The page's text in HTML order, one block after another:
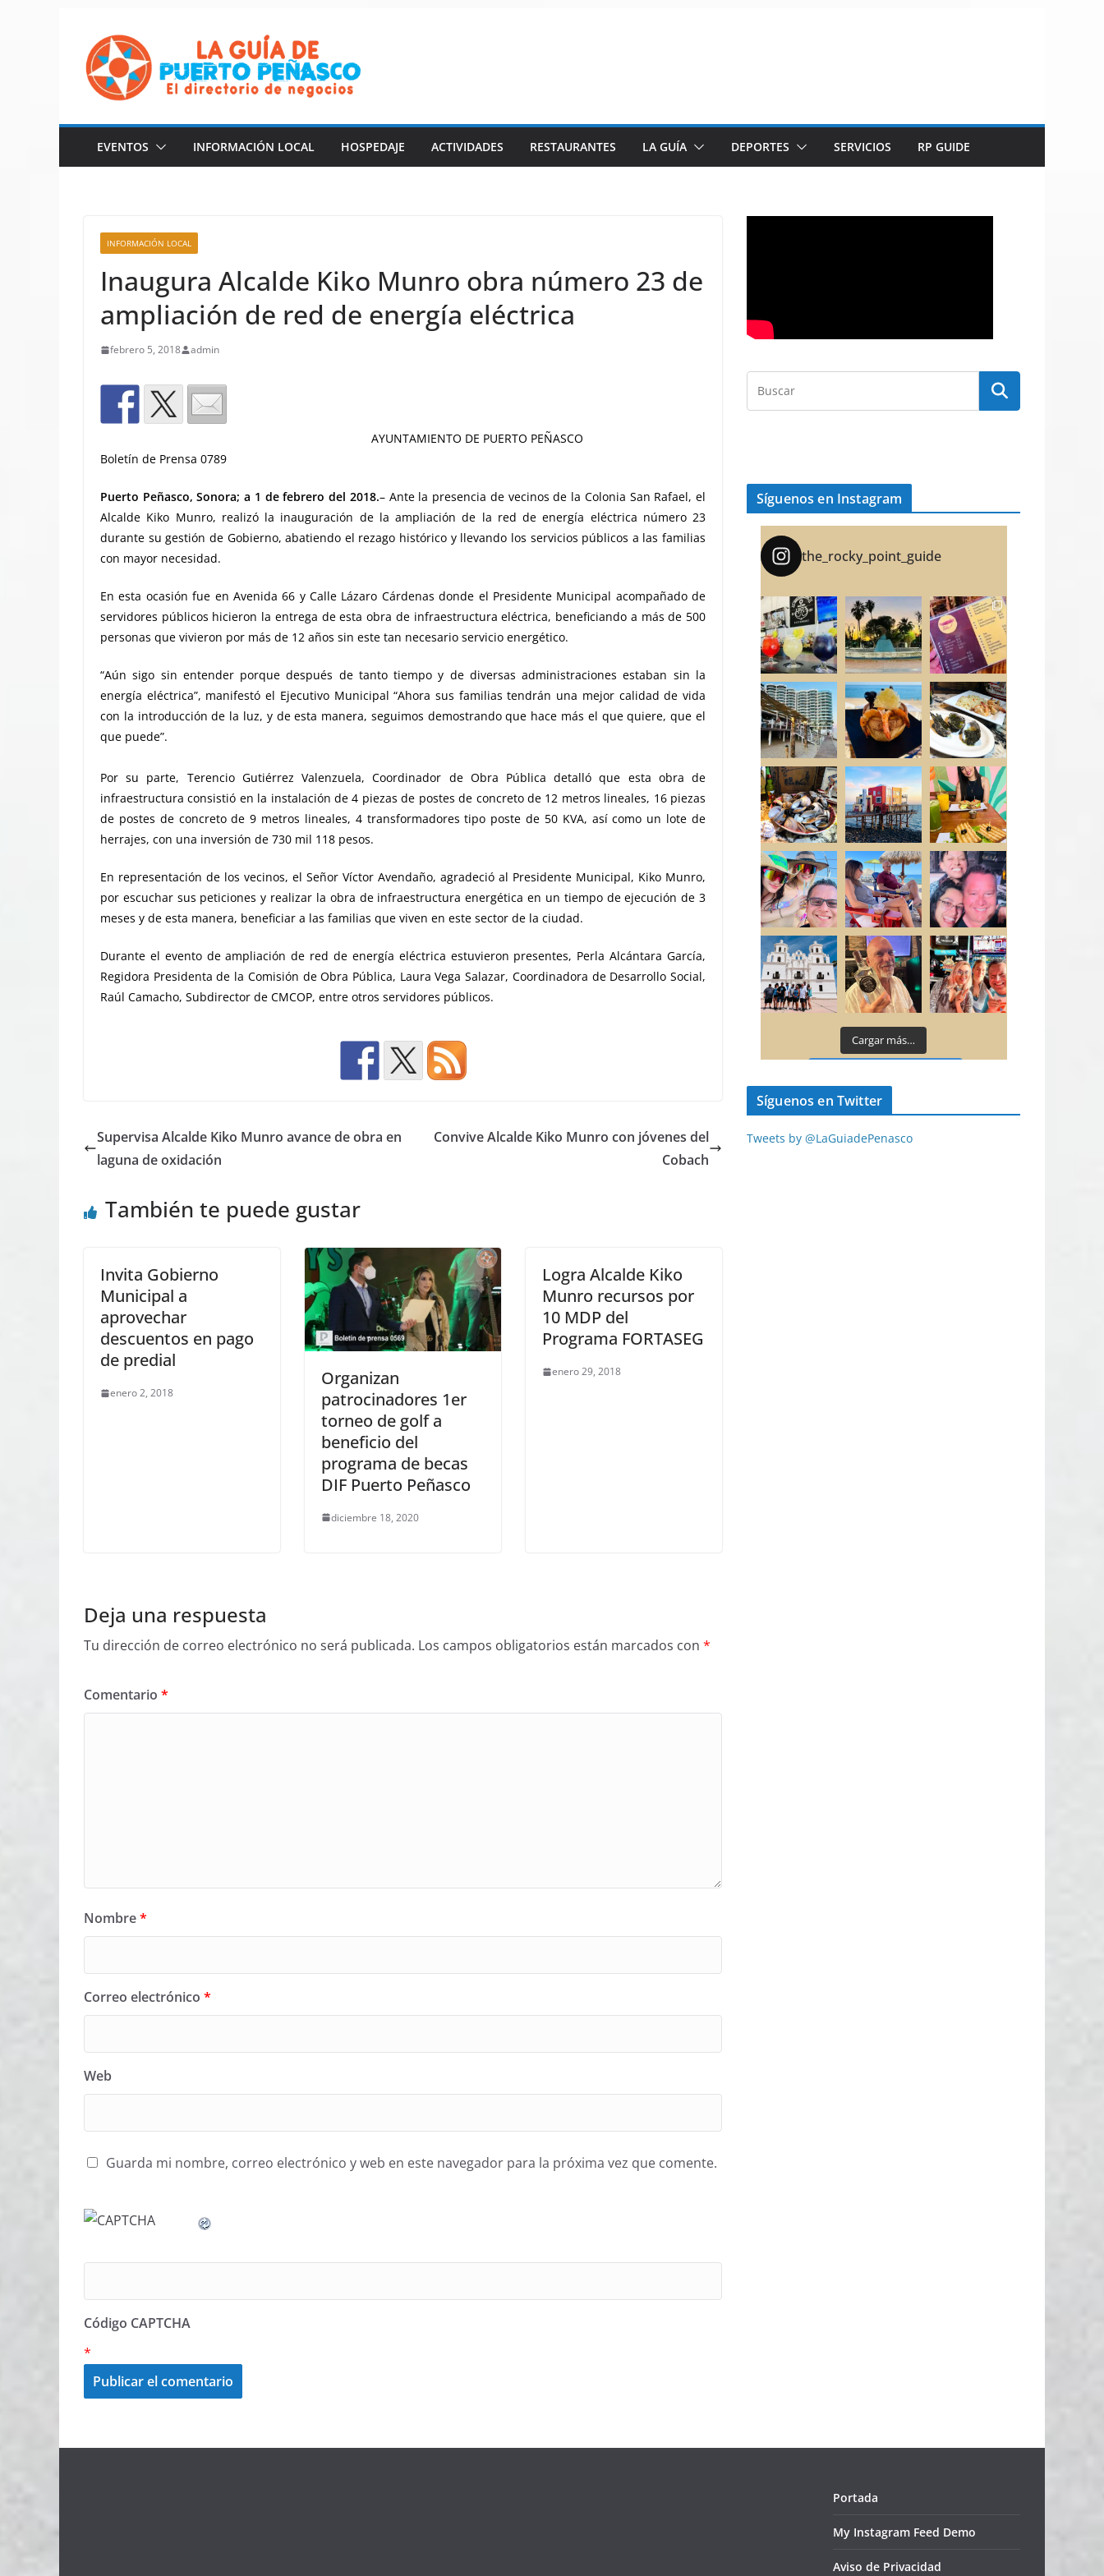
contenido
EVENTOS INFORMACIÓN LOCAL HOSPEDAJE ACTIVIDADES RESTAURANTES LA GUÍA DEPORTES SERVICIOS RP GUIDE
INFORMACIÓN LOCAL
Inaugura Alcalde Kiko Munro obra número 23 de
ampliación de red de energía eléctrica
febrero 5, 2018 admin
AYUNTAMIENTO DE PUERTO PEÑASCO
Boletín de Prensa 0789
Puerto Peñasco, Sonora; a 1 de febrero del 2018.– Ante la presencia de vecinos de la Colonia San Rafael, el
Alcalde Kiko Munro, realizó la inauguración de la ampliación de la red de energía eléctrica número 23
durante su gestión de Gobierno, abatiendo el rezago histórico y llevando los servicios públicos a las familias
con mayor necesidad.
En esta ocasión fue en Avenida 66 y Calle Lázaro Cárdenas donde el Presidente Municipal acompañado de
servidores públicos hicieron la entrega de esta obra de infraestructura eléctrica, beneficiando a más de 500
personas que vivieron por más de 12 años sin este tan necesario servicio energético.
“Aún sigo sin entender porque después de tanto tiempo y de diversas administraciones estaban sin la
energía eléctrica”, manifestó el Ejecutivo Municipal “Ahora sus familias tendrán una mejor calidad de vida
con la introducción de la luz, y de esta manera, seguimos demostrando que hace más el que quiere, que el
que puede”.
Por su parte, Terencio Gutiérrez Valenzuela, Coordinador de Obra Pública detalló que esta obra de
infraestructura consistió en la instalación de 4 piezas de postes de concreto de 12 metros lineales, 16 piezas
de postes de concreto de 9 metros lineales, 4 transformadores tipo poste de 50 KVA, así como un lote de
herrajes, con una inversión de 730 mil 118 pesos.
En representación de los vecinos, el Señor Víctor Avendaño, agradeció al Presidente Municipal, Kiko Munro,
por escuchar sus peticiones y realizar la obra de infraestructura energética en un tiempo de ejecución de 3
meses y de esta manera, beneficiar a las familias que viven en este sector de la ciudad.
Durante el evento de ampliación de red de energía eléctrica estuvieron presentes, Perla Alcántara García,
Regidora Presidenta de la Comisión de Obra Pública, Laura Vega Salazar, Coordinadora de Desarrollo Social,
Raúl Camacho, Subdirector de CMCOP, entre otros servidores públicos.
Supervisa Alcalde Kiko Munro avance de obra en
laguna de oxidación
Convive Alcalde Kiko Munro con jóvenes del
Cobach
También te puede gustar
Invita Gobierno
Municipal a
aprovechar
descuentos en pago
de predial
enero 2, 2018
Organizan
patrocinadores 1er
torneo de golf a
beneficio del
programa de becas
DIF Puerto Peñasco
diciembre 18, 2020
Logra Alcalde Kiko
Munro recursos por
10 MDP del
Programa FORTASEG
enero 29, 2018
Deja una respuesta
Tu dirección de correo electrónico no será publicada. Los campos obligatorios están marcados con *
Comentario *
Nombre*
Correo electrónico *
Web
Guarda mi nombre, correo electrónico y web en este navegador para la próxima vez que comente.
Código CAPTCHA
*
Síguenos en Instagram
the_rocky_point_guide
Cargar más…
Síguenos en Twitter
Tweets by @LaGuiadePenasco
Portada
My Instagram Feed Demo
Aviso de Privacidad